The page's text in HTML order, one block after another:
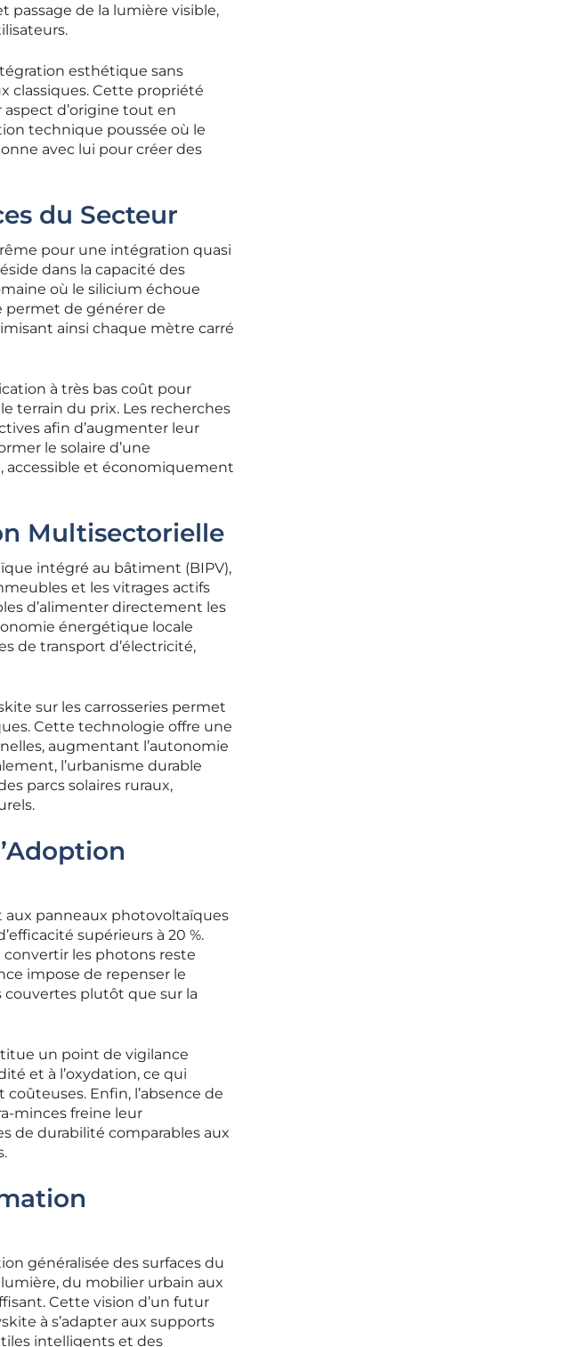
passage de la lumière visible,
esthétique sans
classiques. Cette propriété
d’origine tout en
technique poussée où le
avec lui pour créer des
du Secteur
pour une intégration quasi
dans la capacité des
où le silicium échoue
de générer de
ainsi chaque mètre carré
à très bas coût pour
terrain du prix. Les recherches
afin d’augmenter leur
le solaire d’une
et économiquement
Multisectorielle
intégré au bâtiment (BIPV),
et les vitrages actifs
d’alimenter directement les
énergétique locale
de transport d’électricité,
sur les carrosseries permet
Cette technologie offre une
augmentant l’autonomie
l’urbanisme durable
parcs solaires ruraux,
aux panneaux photovoltaïques
supérieurs à 20 %.
convertir les photons reste
impose de repenser le
plutôt que sur la
un point de vigilance
et à l’oxydation, ce qui
Enfin, l’absence de
minces freine leur
de durabilité comparables aux
généralisée des surfaces du
du mobilier urbain aux
Cette vision d’un futur
à s’adapter aux supports
intelligents et des